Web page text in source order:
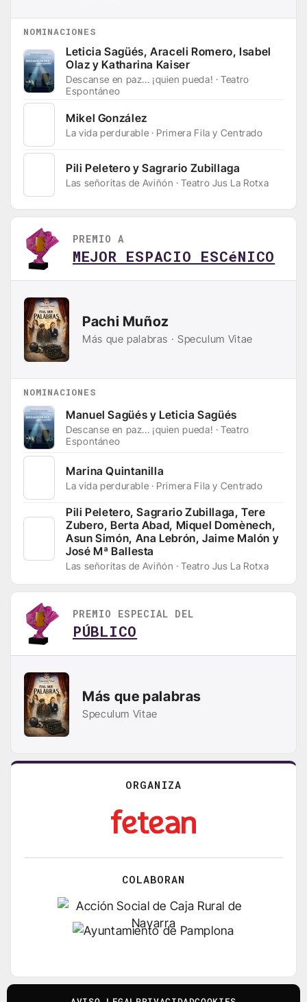
NOMINACIONES
Leticia Sagüés, Araceli Romero, Isabel
Olaz y Katharina Kaiser
Descanse en paz... ¡quien pueda! · Teatro
Espontáneo
Mikel González
La vida perdurable · Primera Fila y Centrado
Pili Peletero y Sagrario Zubillaga
Las señoritas de Aviñón · Teatro Jus La Rotxa
PREMIO A
MEJOR ESPACIO ESCéNICO
Pachi Muñoz
Más que palabras · Speculum Vitae
NOMINACIONES
Manuel Sagüés y Leticia Sagüés
Descanse en paz... ¡quien pueda! · Teatro
Espontáneo
Marina Quintanilla
La vida perdurable · Primera Fila y Centrado
Pili Peletero, Sagrario Zubillaga, Tere
Zubero, Berta Abad, Miquel Domènech,
Asun Simón, Ana Lebrón, Jaime Malón y
José Mª Ballesta
Las señoritas de Aviñón · Teatro Jus La Rotxa
PREMIO ESPECIAL DEL
PÚBLICO
Más que palabras
Speculum Vitae
ORGANIZA
COLABORAN